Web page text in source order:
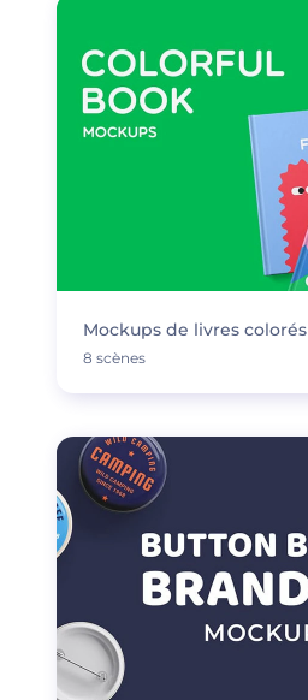
Mockups de livres colorés
8 scènes